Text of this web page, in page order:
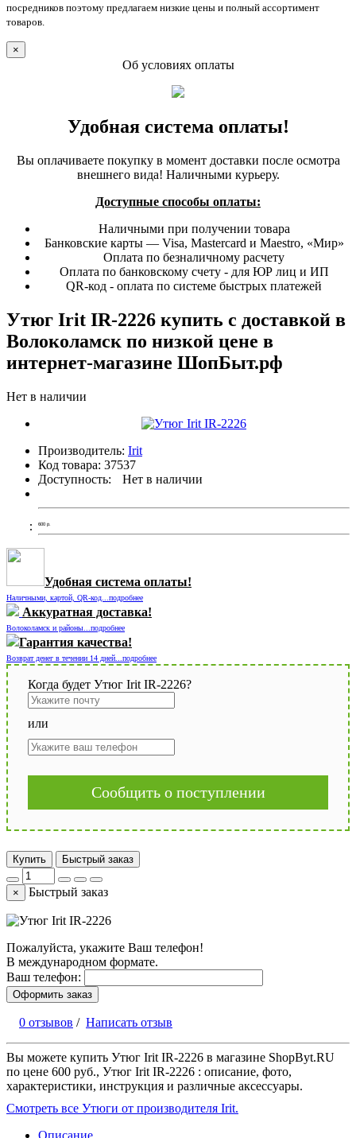
посредников поэтому предлагаем низкие цены и полный ассортимент
товаров.
×
Об условиях оплаты
Удобная система оплаты!
Вы оплачиваете покупку в момент доставки после осмотра
внешнего вида! Наличными курьеру.
Доступные способы оплаты:
Наличными при получении товара
Банковские карты — Visa, Mastercard и Maestro, «Мир»
Оплата по безналичному расчету
Оплата по банковскому счету - для ЮР лиц и ИП
QR-код - оплата по системе быстрых платежей
Утюг Irit IR-2226 купить с доставкой в
Волоколамск по низкой цене в
интернет-магазине ШопБыт.рф
Нет в наличии
Производитель: Irit
Код товара: 37537
Доступность:
Нет в наличии
600 р.
Удобная система оплаты!
Наличными, картой, QR-код...подробнее
Аккуратная доставка!
Волоколамск и районы...подробнее
Гарантия качества!
Возврат денег в течении 14 дней...подробнее
Когда будет Утюг Irit IR-2226?
или
Сообщить о поступлении
Купить Быстрый заказ
× Быстрый заказ
Пожалуйста, укажите Ваш телефон!
В международном формате.
Ваш телефон:
Оформить заказ
0 отзывов / Написать отзыв
Вы можете купить Утюг Irit IR-2226 в магазине ShopByt.RU
по цене 600 руб., Утюг Irit IR-2226 : описание, фото,
характеристики, инструкция и различные аксессуары.
Смотреть все Утюги от производителя Irit.